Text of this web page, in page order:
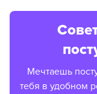
Мечтаешь
тебя в удобном